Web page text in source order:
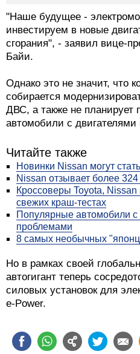
"Наше будущее -
инвестируем в новые
сгорания", - заявил вице-
Байи.
Однако это не значит, что
собирается
ДВС, а также не планирует
автомобили с двигателями
Читайте также
Новинки Nissan могут
Nissan отзывает более
Кроссоверы Toyota,
свежих краш-тестах
Популярные автомобили с
проблемами
8 самых необычных
Но в рамках своей
автогигант теперь
силовых установок для
e-Power.